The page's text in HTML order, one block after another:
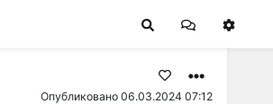
Опубликовано 06.03.2024 07:12